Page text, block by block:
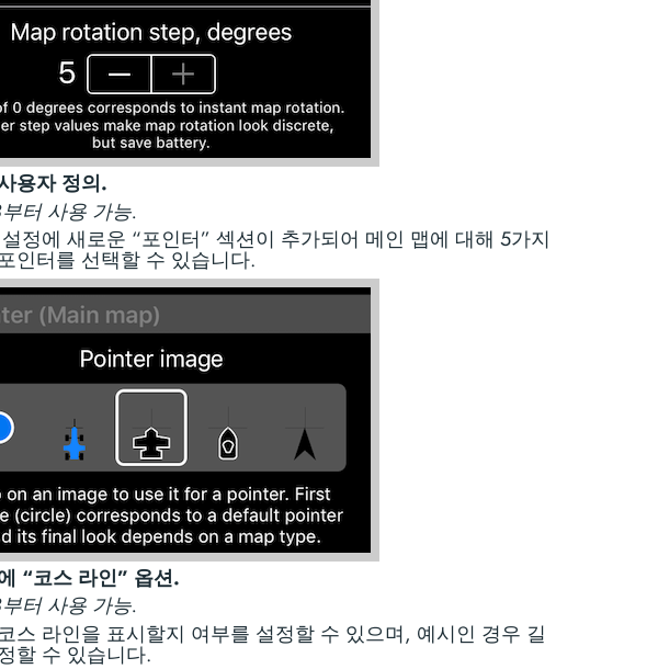
용자 정의.
터 사용 가능.
정에 새로운 “포인터” 섹션이 추가되어 메인 맵에 대해 5가지
인터를 선택할 수 있습니다.
“코스 라인” 옵션.
터 사용 가능.
스 라인을 표시할지 여부를 설정할 수 있으며, 예시인 경우 길
할 수 있습니다.